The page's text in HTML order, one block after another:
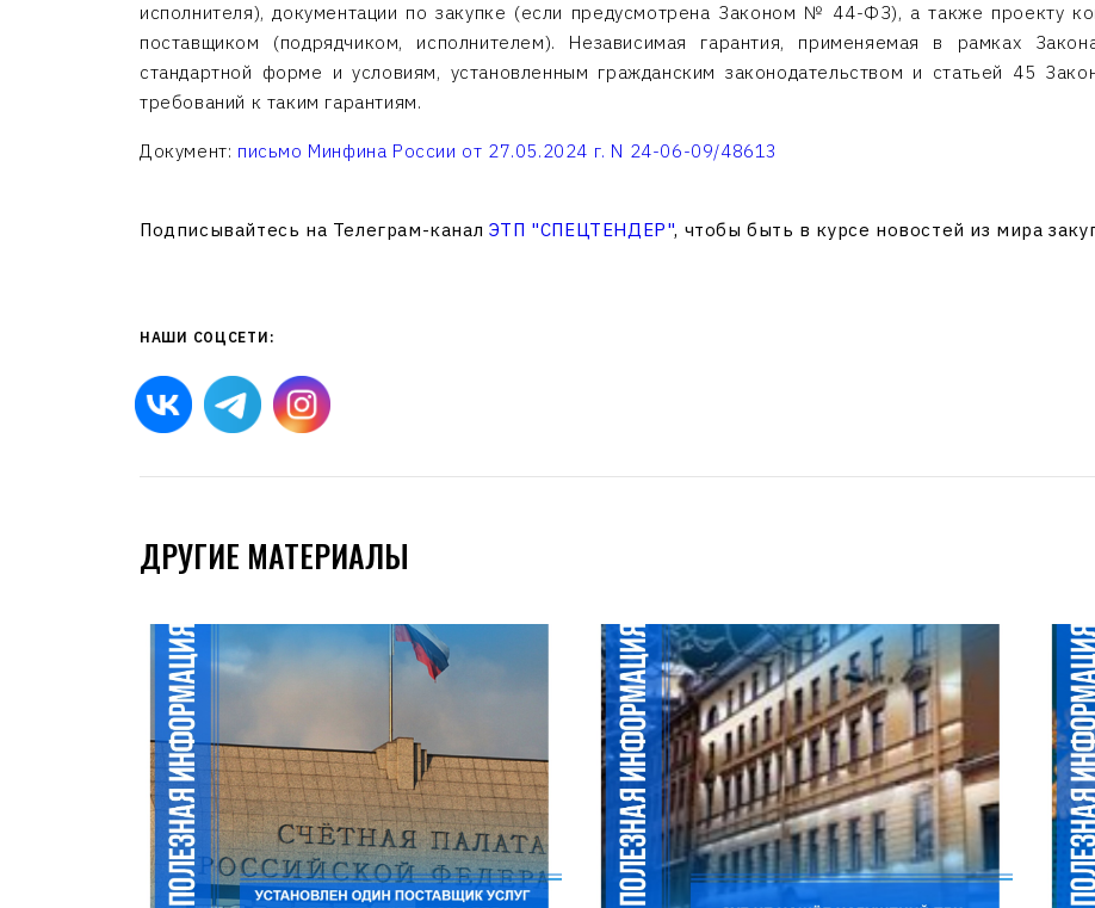
исполнителя), документации по закупке (если предусмотрена Законом № 44-ФЗ), а также проекту
поставщиком (подрядчиком, исполнителем). Независимая гарантия, применяемая в рамках
стандартной форме и условиям, установленным гражданским законодательством и статьей 45
требований к таким гарантиям.
Документ: письмо Минфина России от 27.05.2024 г. N 24-06-09/48613
Подписывайтесь на Телеграм-канал ЭТП "СПЕЦТЕНДЕР", чтобы быть в курсе новостей из мира
НАШИ СОЦСЕТИ:
ДРУГИЕ МАТЕРИАЛЫ